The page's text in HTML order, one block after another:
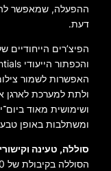
ההפעלה, שמאפשר
דעת.
האפשרות לשמור
ולתת למערכת לארגן
ושימושית מאוד
ומשתלבות באופן
סוללה, טעינה